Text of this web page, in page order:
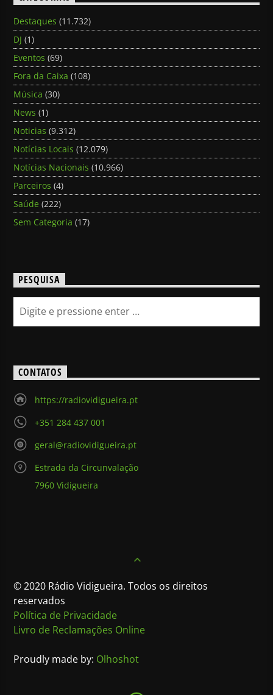
Destaques (11.732)
DJ (1)
Eventos (69)
Fora da Caixa (108)
Música (30)
News (1)
Noticias (9.312)
Notícias Locais (12.079)
Notícias Nacionais (10.966)
Parceiros (4)
Saúde (222)
Sem Categoria (17)
PESQUISA
CONTATOS
https://radiovidigueira.pt
+351 284 437 001
geral@radiovidigueira.pt
Estrada da Circunvalação
7960 Vidigueira
© 2020 Rádio Vidigueira. Todos os direitos
reservados
Política de Privacidade
Livro de Reclamações Online
Proudly made by: Olhoshot